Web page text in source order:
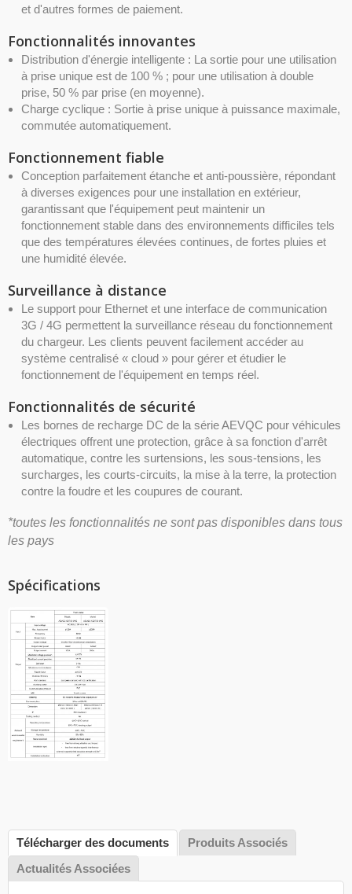
et d'autres formes de paiement.
Fonctionnalités innovantes
Distribution d'énergie intelligente : La sortie pour une utilisation
à prise unique est de 100 % ; pour une utilisation à double
prise, 50 % par prise (en moyenne).
Charge cyclique : Sortie à prise unique à puissance maximale,
commutée automatiquement.
Fonctionnement fiable
Conception parfaitement étanche et anti-poussière, répondant
à diverses exigences pour une installation en extérieur,
garantissant que l'équipement peut maintenir un
fonctionnement stable dans des environnements difficiles tels
que des températures élevées continues, de fortes pluies et
une humidité élevée.
Surveillance à distance
Le support pour Ethernet et une interface de communication
3G / 4G permettent la surveillance réseau du fonctionnement
du chargeur. Les clients peuvent facilement accéder au
système centralisé « cloud » pour gérer et étudier le
fonctionnement de l'équipement en temps réel.
Fonctionnalités de sécurité
Les bornes de recharge DC de la série AEVQC pour véhicules
électriques offrent une protection, grâce à sa fonction d'arrêt
automatique, contre les surtensions, les sous-tensions, les
surcharges, les courts-circuits, la mise à la terre, la protection
contre la foudre et les coupures de courant.
*toutes les fonctionnalités ne sont pas disponibles dans tous
les pays
Spécifications
Télécharger des documents
Produits Associés
Actualités Associées